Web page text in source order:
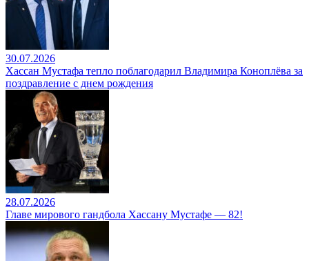
30.07.2026
Хассан Мустафа тепло поблагодарил Владимира Коноплёва за
поздравление с днем рождения
28.07.2026
Главе мирового гандбола Хассану Мустафе — 82!